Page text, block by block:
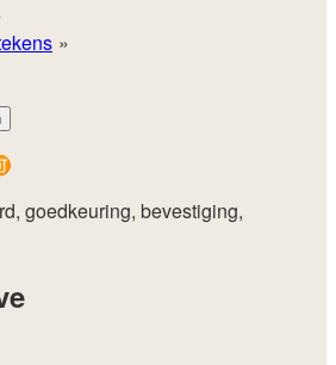
goedkeuring, bevestiging,